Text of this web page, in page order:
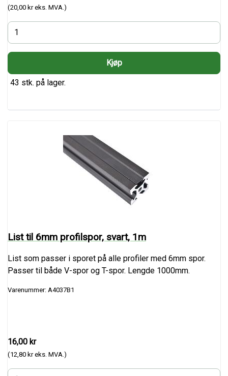
(20,00 kr eks. MVA.)
43 stk. på lager.
List til 6mm profilspor, svart, 1m
List som passer i sporet på alle profiler med 6mm spor.
Passer til både V-spor og T-spor. Lengde 1000mm.
Varenummer: A4037B1
16,00 kr
(12,80 kr eks. MVA.)